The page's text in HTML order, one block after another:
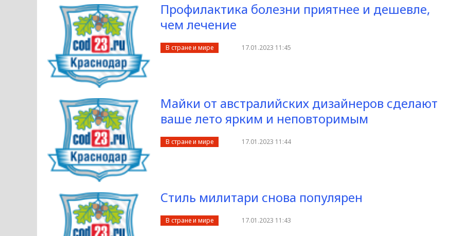
Профилактика болезни приятнее и дешевле,
чем лечение
В стране и мире 17.01.2023 11:45
Майки от австралийских дизайнеров сделают
ваше лето ярким и неповторимым
В стране и мире 17.01.2023 11:44
Стиль милитари снова популярен
В стране и мире 17.01.2023 11:43